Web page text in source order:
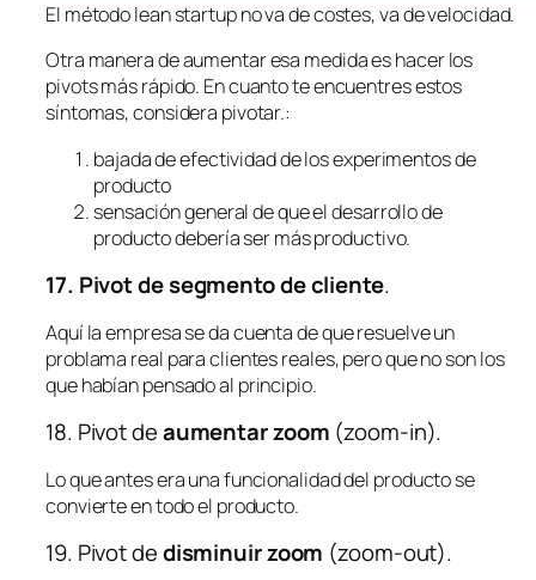
El método lean startup no va de costes, va de velocidad.
Otra manera de aumentar esa medida es hacer los
pivots más rápido. En cuanto te encuentres estos
síntomas, considera pivotar.:
bajada de efectividad de los experimentos de
producto
sensación general de que el desarrollo de
producto debería ser más productivo.
17. Pivot de segmento de cliente.
Aquí la empresa se da cuenta de que resuelve un
problama real para clientes reales, pero que no son los
que habían pensado al principio.
18. Pivot deaumentar zoom (zoom-in).
Lo que antes era una funcionalidad del producto se
convierte en todo el producto.
19. Pivot dedisminuir zoom (zoom-out).